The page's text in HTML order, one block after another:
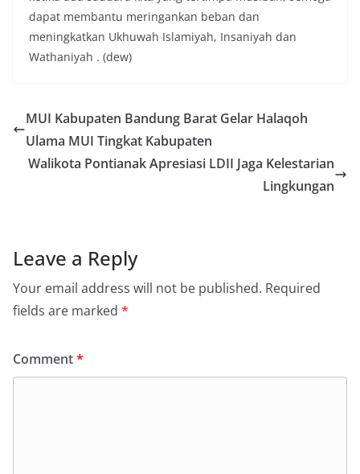
dapat membantu meringankan beban dan
meningkatkan Ukhuwah Islamiyah, Insaniyah dan
Wathaniyah . (dew)
MUI Kabupaten Bandung Barat Gelar Halaqoh
Ulama MUI Tingkat Kabupaten
Walikota Pontianak Apresiasi LDII Jaga Kelestarian
Lingkungan
Leave a Reply
Your email address will not be published. Required
fields are marked *
Comment*